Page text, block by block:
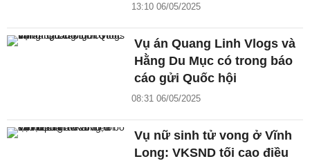
13:10 06/05/2025
Vụ án Quang Linh Vlogs và
Hằng Du Mục có trong báo
cáo gửi Quốc hội
08:31 06/05/2025
Vụ nữ sinh tử vong ở Vĩnh
Long: VKSND tối cao điều